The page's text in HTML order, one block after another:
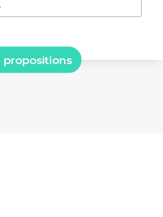
propositions